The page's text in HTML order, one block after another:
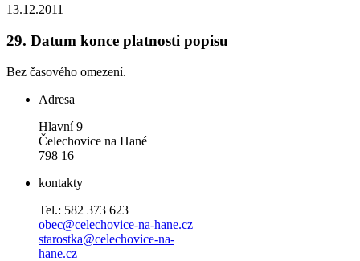
13.12.2011
29. Datum konce platnosti popisu
Bez časového omezení.
Adresa
Hlavní 9
Čelechovice na Hané
798 16
kontakty
Tel.: 582 373 623
obec@celechovice-na-hane.cz
starostka@celechovice-na-
hane.cz